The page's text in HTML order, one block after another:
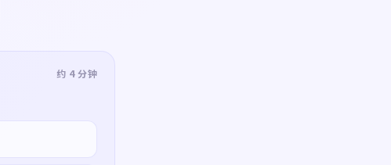
约 4 分钟